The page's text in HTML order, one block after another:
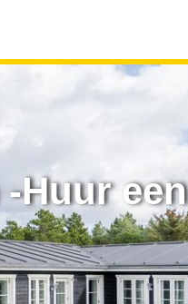
Huur een